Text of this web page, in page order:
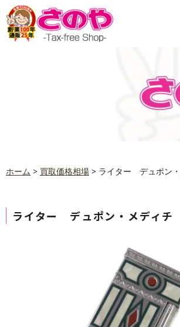
ホーム > 買取価格相場 > ライター デュポン
ライター デュポン・メディチ